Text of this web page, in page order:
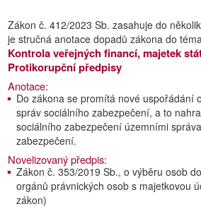
Zákon č. 412/2023 Sb. zasahuje do
je stručná anotace dopadů zákona do
Kontrola veřejných financí, majetek
Protikorupční předpisy
Anotace:
Do zákona se promítá nové uspořádání
správ sociálního zabezpečení, a to
sociálního zabezpečení územními
zabezpečení.
Novelizovaný předpis:
Zákon č. 353/2019 Sb., o výběru osob
orgánů právnických osob s majetkovou
zákon)